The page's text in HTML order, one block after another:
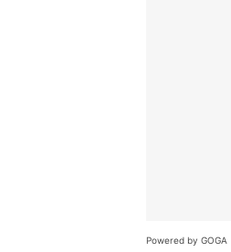
Powered by GOGA